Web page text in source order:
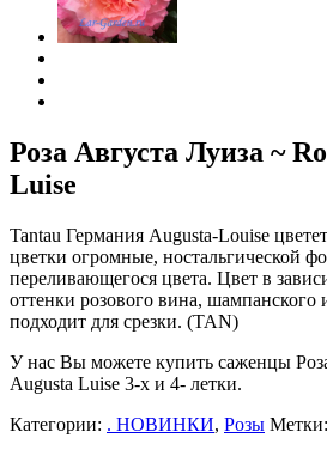
Роза Августа Луиза ~
Luise
Tantau Германия Augusta-Louise
цветки огромные, ностальгической
переливающегося цвета. Цвет в
оттенки розового вина,
подходит для срезки. (TAN)
У нас Вы можете купить саженцы
Augusta Luise 3-х и 4- летки.
Категории: . НОВИНКИ, Розы Метки: